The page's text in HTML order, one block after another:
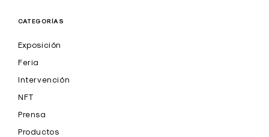
CATEGORÍAS
Exposición
Feria
Intervención
NFT
Prensa
Productos